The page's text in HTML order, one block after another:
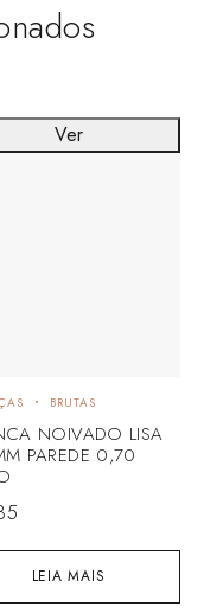
LEIA MAIS
BRUTAS
NOIVADO LISA
PAREDE 0,70
Ver